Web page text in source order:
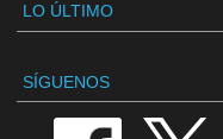
LO ÚLTIMO
SÍGUENOS